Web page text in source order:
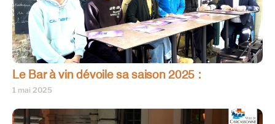
Le Bar à vin dévoile sa saison 2025 :
1 mai 2025